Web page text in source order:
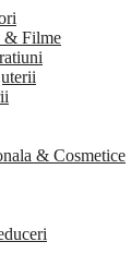
& Filme
& Cosmetice